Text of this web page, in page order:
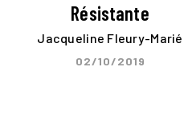
Résistante
Jacqueline Fleury-Marié
02/10/2019